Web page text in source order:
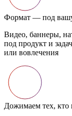
формат